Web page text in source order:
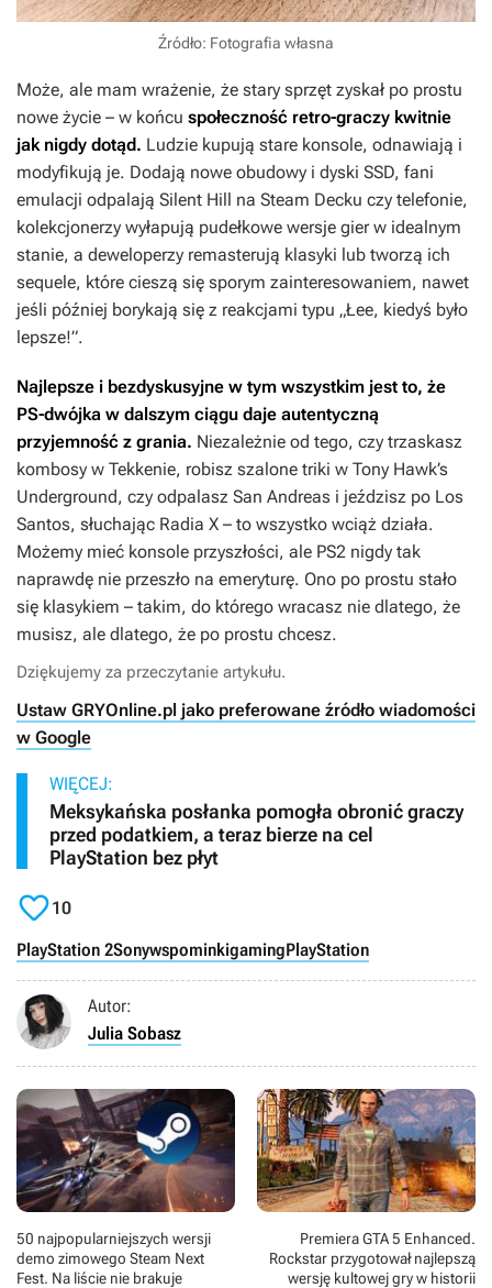
Źródło: Fotografia własna
Może, ale mam wrażenie, że stary sprzęt zyskał po prostu
nowe życie – w końcu społeczność retro-graczy kwitnie
jak nigdy dotąd. Ludzie kupują stare konsole, odnawiają i
modyfikują je. Dodają nowe obudowy i dyski SSD, fani
emulacji odpalają Silent Hill na Steam Decku czy telefonie,
kolekcjonerzy wyłapują pudełkowe wersje gier w idealnym
stanie, a deweloperzy remasterują klasyki lub tworzą ich
sequele, które cieszą się sporym zainteresowaniem, nawet
jeśli później borykają się z reakcjami typu „Łee, kiedyś było
lepsze!”.
Najlepsze i bezdyskusyjne w tym wszystkim jest to, że
PS-dwójka w dalszym ciągu daje autentyczną
przyjemność z grania. Niezależnie od tego, czy trzaskasz
kombosy w Tekkenie, robisz szalone triki w Tony Hawk’s
Underground, czy odpalasz San Andreas i jeździsz po Los
Santos, słuchając Radia X – to wszystko wciąż działa.
Możemy mieć konsole przyszłości, ale PS2 nigdy tak
naprawdę nie przeszło na emeryturę. Ono po prostu stało
się klasykiem – takim, do którego wracasz nie dlatego, że
musisz, ale dlatego, że po prostu chcesz.
Dziękujemy za przeczytanie artykułu.
Ustaw GRYOnline.pl jako preferowane źródło wiadomości
w Google
WIĘCEJ:
Meksykańska posłanka pomogła obronić graczy
przed podatkiem, a teraz bierze na cel
PlayStation bez płyt
10
PlayStation 2SonywspominkigamingPlayStation
Autor:
Julia Sobasz
50 najpopularniejszych wersji
demo zimowego Steam Next
Fest. Na liście nie brakuje
Premiera GTA 5 Enhanced.
Rockstar przygotował najlepszą
wersję kultowej gry w historii